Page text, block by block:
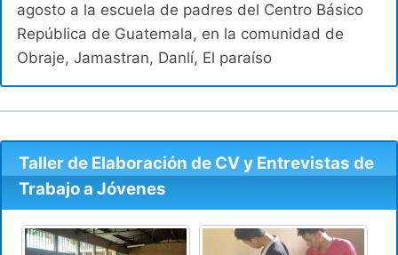
agosto a la escuela de padres del Centro Básico
República de Guatemala, en la comunidad de
Obraje, Jamastran, Danlí, El paraíso
Taller de Elaboración de CV y Entrevistas de
Trabajo a Jóvenes